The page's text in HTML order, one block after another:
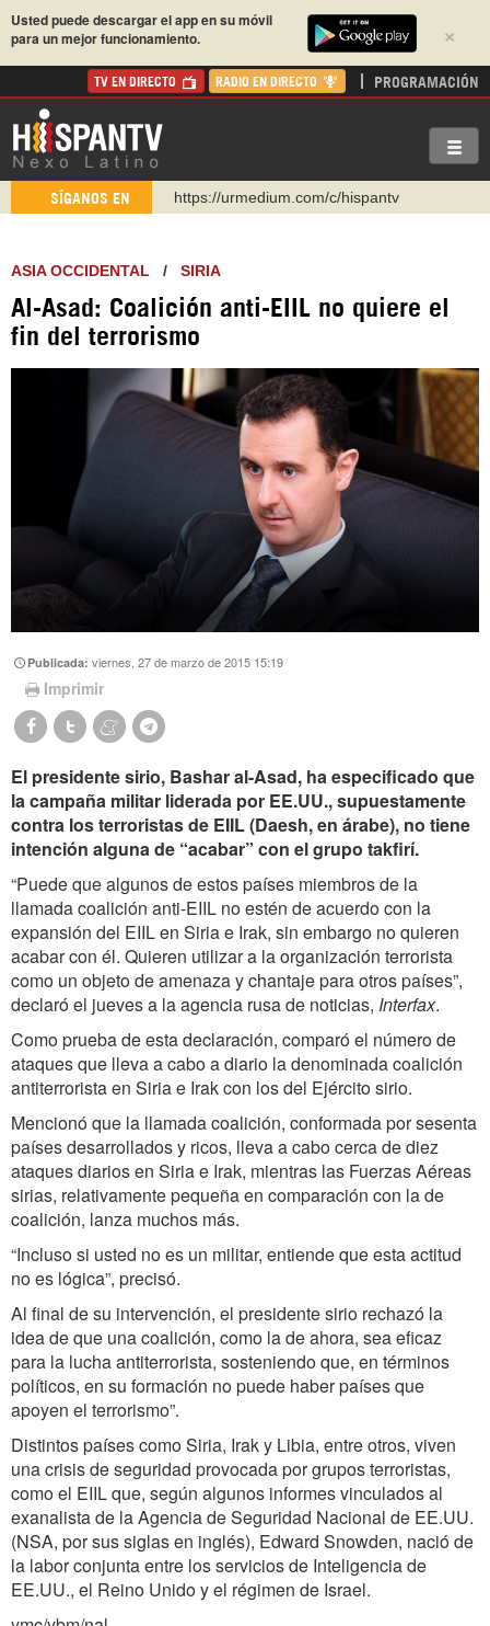
×
Usted puede descargar el app en su móvil
para un mejor funcionamiento.
TV EN DIRECTO RADIO EN DIRECTO PROGRAMACIÓN
SÍGANOS EN
https://urmedium.com/c/hispantv
Instagram como: hispan_tv
https://www.facebook.com/Nexolatino.Canal
https://www.youtube.com/@nexo_latino
https://t.me/hispantvcanal
ASIA OCCIDENTAL / SIRIA
Al-Asad: Coalición anti-EIIL no quiere el
fin del terrorismo
Publicada:viernes, 27 de marzo de 2015 15:19
Imprimir
El presidente sirio, Bashar al-Asad, ha especificado que
la campaña militar liderada por EE.UU., supuestamente
contra los terroristas de EIIL (Daesh, en árabe), no tiene
intención alguna de “acabar” con el grupo takfirí.
“Puede que algunos de estos países miembros de la
llamada coalición anti-EIIL no estén de acuerdo con la
expansión del EIIL en Siria e Irak, sin embargo no quieren
acabar con él. Quieren utilizar a la organización terrorista
como un objeto de amenaza y chantaje para otros países”,
declaró el jueves a la agencia rusa de noticias, Interfax.
Como prueba de esta declaración, comparó el número de
ataques que lleva a cabo a diario la denominada coalición
antiterrorista en Siria e Irak con los del Ejército sirio.
Mencionó que la llamada coalición, conformada por sesenta
países desarrollados y ricos, lleva a cabo cerca de diez
ataques diarios en Siria e Irak, mientras las Fuerzas Aéreas
sirias, relativamente pequeña en comparación con la de
coalición, lanza muchos más.
“Incluso si usted no es un militar, entiende que esta actitud
no es lógica”, precisó.
Al final de su intervención, el presidente sirio rechazó la
idea de que una coalición, como la de ahora, sea eficaz
para la lucha antiterrorista, sosteniendo que, en términos
políticos, en su formación no puede haber países que
apoyen el terrorismo”.
Distintos países como Siria, Irak y Libia, entre otros, viven
una crisis de seguridad provocada por grupos terroristas,
como el EIIL que, según algunos informes vinculados al
exanalista de la Agencia de Seguridad Nacional de EE.UU.
(NSA, por sus siglas en inglés), Edward Snowden, nació de
la labor conjunta entre los servicios de Inteligencia de
EE.UU., el Reino Unido y el régimen de Israel.